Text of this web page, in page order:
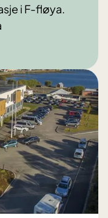
i F-fløya.